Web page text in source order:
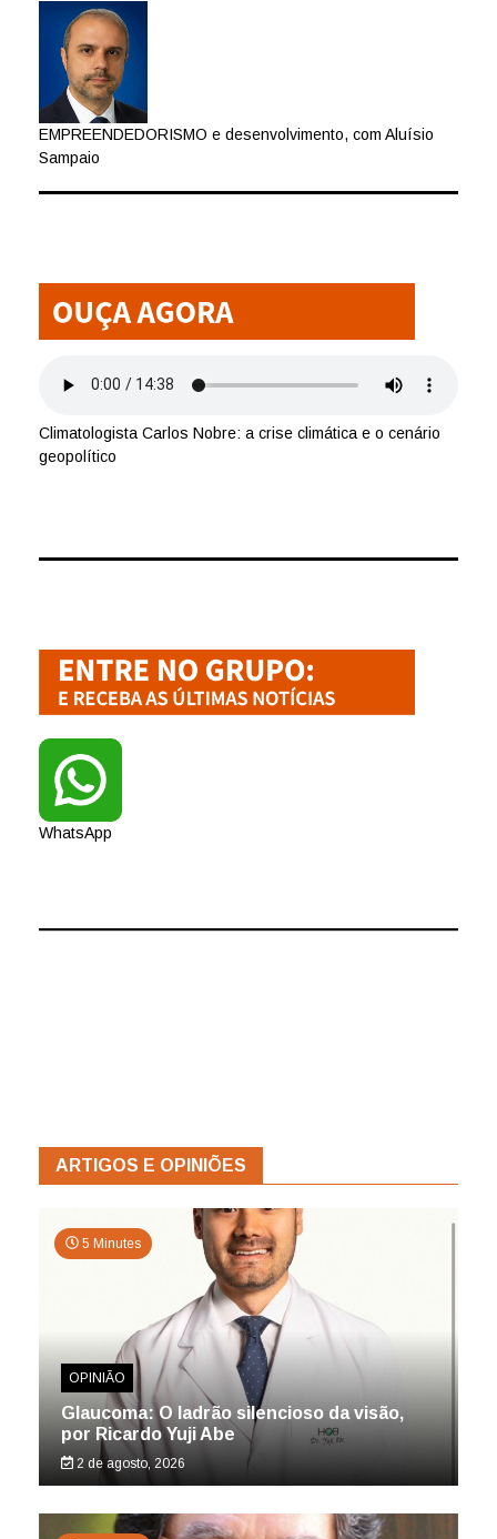
EMPREENDEDORISMO e desenvolvimento, com Aluísio
Sampaio
Climatologista Carlos Nobre: a crise climática e o cenário
geopolítico
WhatsApp
ARTIGOS E OPINIÕES
5 Minutes
OPINIÃO
Glaucoma: O ladrão silencioso da visão,
por Ricardo Yuji Abe
2 de agosto, 2026